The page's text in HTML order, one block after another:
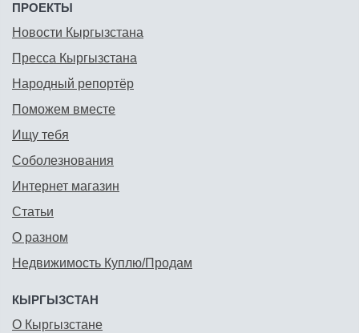
ПРОЕКТЫ
Новости Кыргызстана
Пресса Кыргызстана
Народный репортёр
Поможем вместе
Ищу тебя
Соболезнования
Интернет магазин
Статьи
О разном
Недвижимость Куплю/Продам
КЫРГЫЗСТАН
О Кыргызстане